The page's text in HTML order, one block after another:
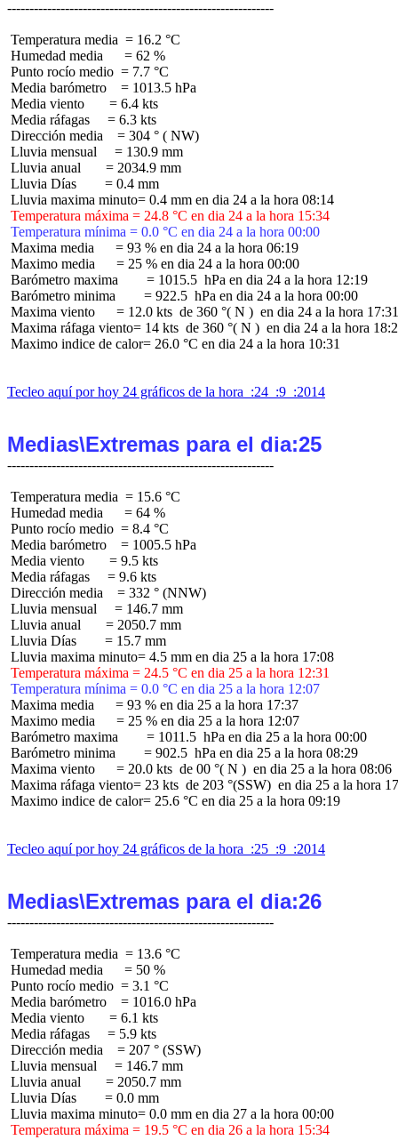
Temperatura media  = 16.2 °C
Humedad media      = 62 %
Punto rocío medio  = 7.7 °C
Media barómetro    = 1013.5 hPa
Media viento       = 6.4 kts
Media ráfagas     = 6.3 kts
Dirección media    = 304 ° ( NW)
Lluvia mensual     = 130.9 mm
Lluvia anual       = 2034.9 mm
Lluvia Días        = 0.4 mm
Temperatura máxima = 24.8 °C en dia 24 a la hora 15:34
Temperatura mínima = 0.0 °C en dia 24 a la hora 00:00
Maxima media      = 93 % en dia 24 a la hora 06:19
Maximo media      = 25 % en dia 24 a la hora 00:00
Barómetro maxima        = 1015.5  hPa en dia 24 a la hora 12:19
Barómetro minima        = 922.5  hPa en dia 24 a la hora 00:00
Maxima viento      = 12.0 kts  de 360 °( N )  en dia 24 a la hora 17:31
Maxima ráfaga viento= 14 kts  de 360 °( N )  en dia 24 a la hora
Maximo indice de calor= 26.0 °C en dia 24 a la hora 10:31
Tecleo aquí por hoy 24 gráficos de la hora  :24  :9  :2014
Medias\Extremas para el dia:25
Temperatura media  = 15.6 °C
Humedad media      = 64 %
Punto rocío medio  = 8.4 °C
Media barómetro    = 1005.5 hPa
Media viento       = 9.5 kts
Media ráfagas     = 9.6 kts
Dirección media    = 332 ° (NNW)
Lluvia mensual     = 146.7 mm
Lluvia anual       = 2050.7 mm
Lluvia Días        = 15.7 mm
Temperatura máxima = 24.5 °C en dia 25 a la hora 12:31
Temperatura mínima = 0.0 °C en dia 25 a la hora 12:07
Maxima media      = 93 % en dia 25 a la hora 17:37
Maximo media      = 25 % en dia 25 a la hora 12:07
Barómetro maxima        = 1011.5  hPa en dia 25 a la hora 00:00
Barómetro minima        = 902.5  hPa en dia 25 a la hora 08:29
Maxima viento      = 20.0 kts  de 00 °( N )  en dia 25 a la hora 08:06
Maxima ráfaga viento= 23 kts  de 203 °(SSW)  en dia 25 a la hora
Maximo indice de calor= 25.6 °C en dia 25 a la hora 09:19
Tecleo aquí por hoy 24 gráficos de la hora  :25  :9  :2014
Medias\Extremas para el dia:26
Temperatura media  = 13.6 °C
Humedad media      = 50 %
Punto rocío medio  = 3.1 °C
Media barómetro    = 1016.0 hPa
Media viento       = 6.1 kts
Media ráfagas     = 5.9 kts
Dirección media    = 207 ° (SSW)
Lluvia mensual     = 146.7 mm
Lluvia anual       = 2050.7 mm
Lluvia Días        = 0.0 mm
Temperatura máxima = 19.5 °C en dia 26 a la hora 15:34